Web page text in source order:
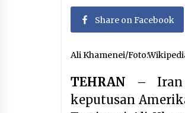
Kerajaan
Peng Matan
Layanan
Terintegrasi
April 23,
Share on Facebook
Ali Khamenei/
TEHRAN – Iran
keputusan